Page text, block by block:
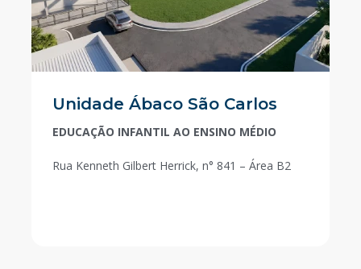
Unidade Ábaco São Carlos
EDUCAÇÃO INFANTIL AO ENSINO MÉDIO
Rua Kenneth Gilbert Herrick, n° 841 – Área B2